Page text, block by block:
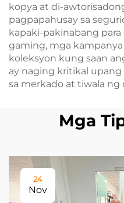
kopya at di-
pagpapahusay sa
kapaki-pakinabang para
gaming, mga
koleksyon kung saan
ay naging kritikal
sa merkado at tiwala ng
Mga
24
Nov